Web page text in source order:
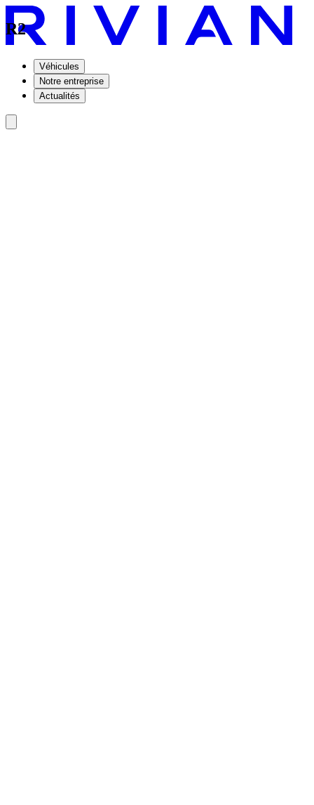
Véhicules
Notre entreprise
Actualités
R2